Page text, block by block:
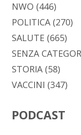
NWO (446)
POLITICA(270)
SALUTE (665)
SENZA
STORIA(58)
VACCINI (347)
PODCAST